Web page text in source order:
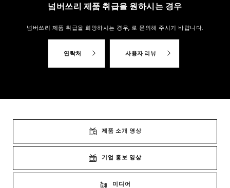
넘버쓰리 제품 취급을 원하시는 경우
넘버쓰리 제품 취급을 희망하시는 경우, 로 문의해 주시기 바랍니다.
연락처 사용자 리뷰
제품 소개 영상
기업 홍보 영상
미디어